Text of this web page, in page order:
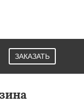
ЗАКАЗАТЬ